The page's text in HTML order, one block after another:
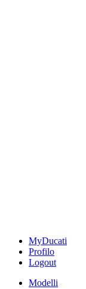
MyDucati
Profilo
Logout
Modelli